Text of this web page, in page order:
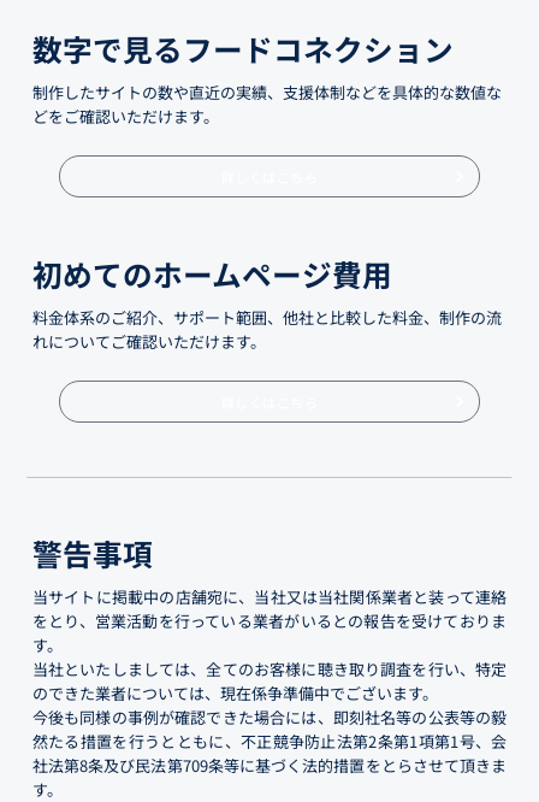
数字で見るフードコネクション
制作したサイトの数や直近の実績、支援体制などを具体的な数値な
どをご確認いただけます。
初めてのホームページ費用
料金体系のご紹介、サポート範囲、他社と比較した料金、制作の流
れについてご確認いただけます。
警告事項
当サイトに掲載中の店舗宛に、当社又は当社関係業者と装って連絡
をとり、営業活動を行っている業者がいるとの報告を受けておりま
す。
当社といたしましては、全てのお客様に聴き取り調査を行い、特定
のできた業者については、現在係争準備中でございます。
今後も同様の事例が確認できた場合には、即刻社名等の公表等の毅
然たる措置を行うとともに、不正競争防止法第2条第1項第1号、会
社法第8条及び民法第709条等に基づく法的措置をとらさせて頂きま
す。